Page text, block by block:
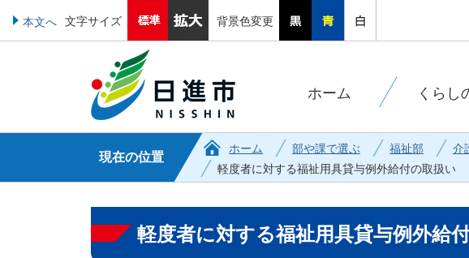
本文へ 文字サイズ 背景色変更
ホーム くらし
現在の位置
ホーム 部や課で選ぶ 福祉部 介
軽度者に対する福祉用具貸与例外給付の取扱い
軽度者に対する福祉用具貸与例外給